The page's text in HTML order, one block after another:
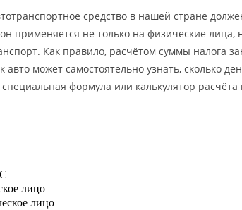
средство в нашей стране
применяется не только на физические
Как правило, расчётом суммы налога
авто может самостоятельно узнать, сколько
формула или калькулятор